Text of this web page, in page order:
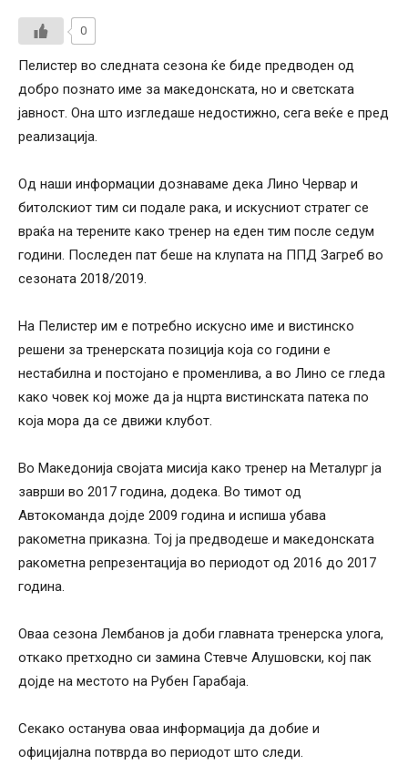
0
Пелистер во следната сезона ќе биде предводен од
добро познато име за македонската, но и светската
јавност. Она што изгледаше недостижно, сега веќе е пред
реализација.
Од наши информации дознаваме дека Лино Червар и
битолскиот тим си подале рака, и искусниот стратег се
враќа на терените како тренер на еден тим после седум
години. Последен пат беше на клупата на ППД Загреб во
сезоната 2018/2019.
На Пелистер им е потребно искусно име и вистинско
решени за тренерската позиција која со години е
нестабилна и постојано е променлива, а во Лино се гледа
како човек кој може да ја нцрта вистинската патека по
која мора да се движи клубот.
Во Македонија својата мисија како тренер на Металург ја
заврши во 2017 година, додека. Во тимот од
Автокоманда дојде 2009 година и испиша убава
ракометна приказна. Тој ја предводеше и македонската
ракометна репрезентација во периодот од 2016 до 2017
година.
Оваа сезона Лембанов ја доби главната тренерска улога,
откако претходно си замина Стевче Алушовски, кој пак
дојде на местото на Рубен Гарабаја.
Секако останува оваа информација да добие и
официјална потврда во периодот што следи.